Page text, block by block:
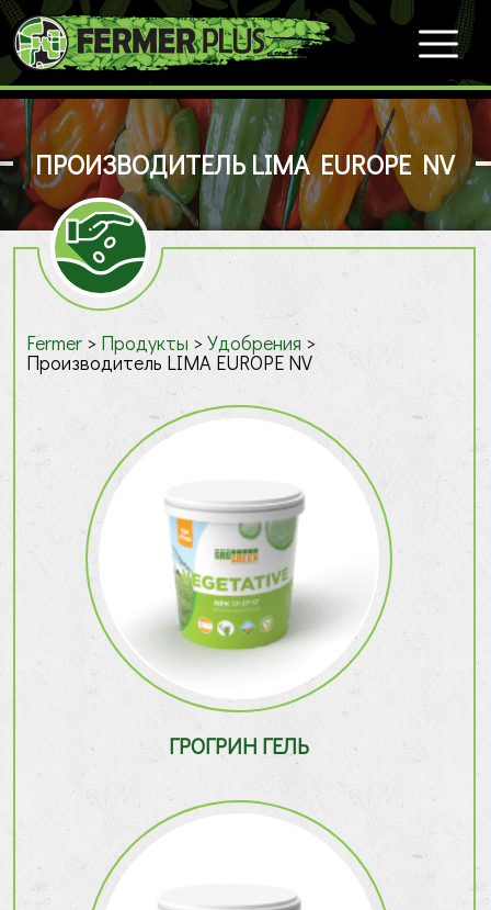
ПРОИЗВОДИТЕЛЬ LIMA EUROPE NV
Fermer > Продукты >Удобрения >
Производитель LIMA EUROPE NV
ГРОГРИН ГЕЛЬ